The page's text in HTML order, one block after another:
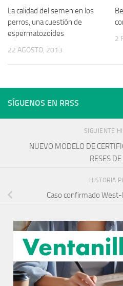
La calidad del semen en los
perros, una cuestión de
espermatozoides
22 AGOSTO, 2013
2
SÍGUENOS EN RRSS
SIGUIENTE
NUEVO MODELO DE
RESES
HISTORIA
Caso confirmado